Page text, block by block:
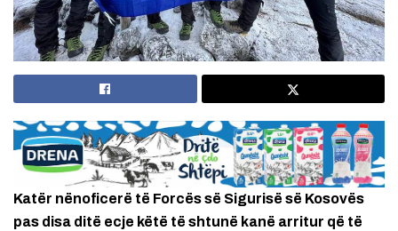
Katër nënoficerë të Forcës së Sigurisë së Kosovës
pas disa ditë ecje këtë të shtunë kanë arritur që të